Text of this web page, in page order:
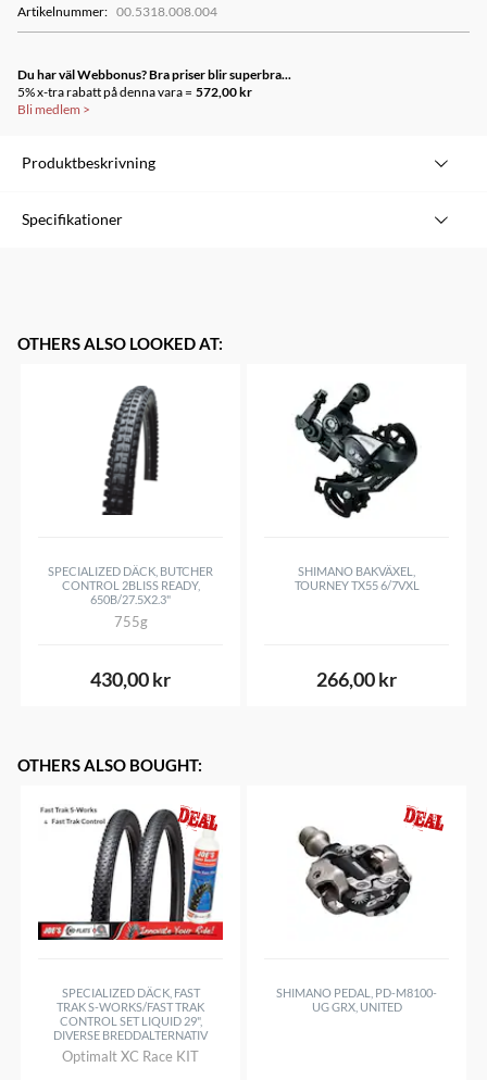
Artikelnummer: 00.5318.008.004
Du har väl Webbonus? Bra priser blir superbra...
5% x-tra rabatt på denna vara = 572,00 kr
Bli medlem >
Produktbeskrivning
Item type
Other
Incl. titanium caliper mounting bolts (Standard)
Specifikationer
OTHERS ALSO LOOKED AT:
SPECIALIZED DÄCK, BUTCHER
CONTROL 2BLISS READY,
650B/27.5X2.3"
755g
430,00 kr
SHIMANO BAKVÄXEL,
TOURNEY TX55 6/7VXL
266,00 kr
OTHERS ALSO BOUGHT:
SPECIALIZED DÄCK, FAST
TRAK S-WORKS/FAST TRAK
CONTROL SET LIQUID 29",
DIVERSE BREDDALTERNATIV
Optimalt XC Race KIT
SHIMANO PEDAL, PD-M8100-
UG GRX, UNITED